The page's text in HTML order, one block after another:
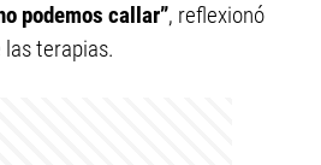
podemos callar”, reflexionó
terapias.